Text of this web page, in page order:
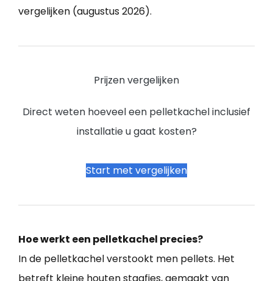
vergelijken (augustus 2026).
Prijzen vergelijken
Direct weten hoeveel een pelletkachel inclusief
installatie u gaat kosten?
Start met vergelijken
Hoe werkt een pelletkachel precies?
In de pelletkachel verstookt men pellets. Het